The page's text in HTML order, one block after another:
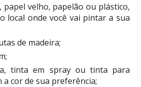
papel velho, papelão ou plástico,
local onde você vai pintar a sua
de madeira;
tinta em spray ou tinta para
a cor de sua preferência;